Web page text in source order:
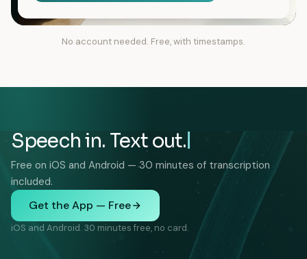
No account needed. Free, with timestamps.
Speech in. Text out.
Free on iOS and Android — 30 minutes of transcription
included.
Get the App — Free
iOS and Android. 30 minutes free, no card.